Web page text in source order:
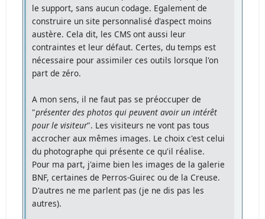
le support, sans aucun codage. Egalement de
construire un site personnalisé d'aspect moins
austère. Cela dit, les CMS ont aussi leur
contraintes et leur défaut. Certes, du temps est
nécessaire pour assimiler ces outils lorsque l'on
part de zéro.
A mon sens, il ne faut pas se préoccuper de
"présenter des photos qui peuvent avoir un intérêt
pour le visiteur". Les visiteurs ne vont pas tous
accrocher aux mêmes images. Le choix c'est celui
du photographe qui présente ce qu'il réalise.
Pour ma part, j'aime bien les images de la galerie
BNF, certaines de Perros-Guirec ou de la Creuse.
D'autres ne me parlent pas (je ne dis pas les
autres).